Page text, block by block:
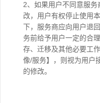
2、如果用户不同意服
改，用户有权停止使用
下，服务商应向用户退
务前给予用户一定的合
存、迁移及其他必要工
像/服务】，则视为用户
的修改。